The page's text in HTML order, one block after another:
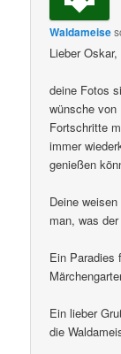
Waldameise
Lieber Oskar,
deine Fotos
wünsche von
Fortschritte
immer
genießen
Deine
man, was
Ein Paradies
Ein lieber
die